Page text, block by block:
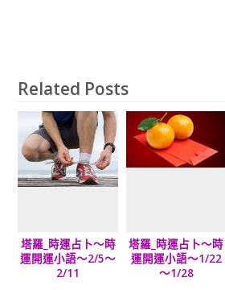
Related Posts
塔羅_時運占卜～時
運開運小語～2/5～
2/11
塔羅_時運占卜～時
運開運小語～1/22
～1/28